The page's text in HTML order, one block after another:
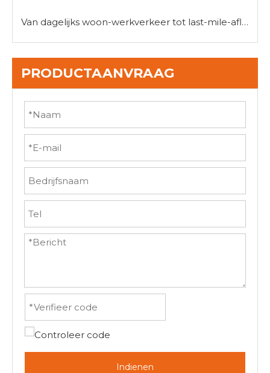
Van dagelijks woon-werkverkeer tot last-mile-afleveringen: de veelzijdigheid van mini-driewielerauto's
PRODUCTAANVRAAG
Indienen